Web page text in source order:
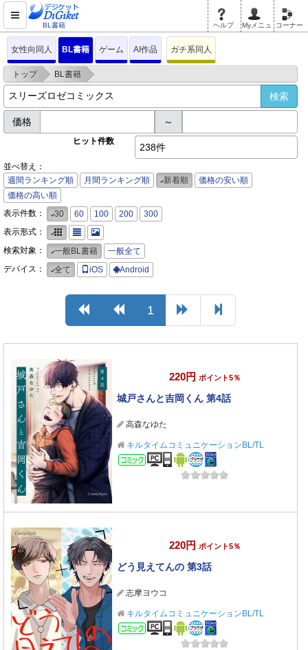
BL書籍 ヘルプ Myメニュ コーナー
女性向同人 BL書籍 ゲーム AI作品 ガチ系同人
トップ > BL書籍 >
価格 ～
ヒット件数
238件
並べ替え：
週間ランキング順
月間ランキング順 新着順
価格の安い順
価格の高い順
表示件数：
30 60 100 200
300
表示形式：
検索対象：
一般BL書籍
一般全て
デバイス：
全て iOS Android
1
220円 ポイント5％
城戸さんと吉岡くん 第4話
高森なゆた
キルタイムコミュニケーションBL/TL
コミック
220円 ポイント5％
どう見えてんの 第3話
志摩ヨウコ
キルタイムコミュニケーションBL/TL
コミック